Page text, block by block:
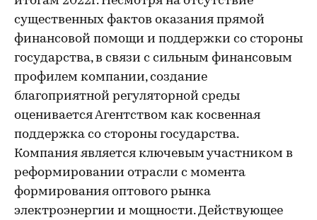
существенных фактов оказания прямой
финансовой помощи и поддержки со стороны
государства, в связи с сильным финансовым
профилем компании, создание
благоприятной регуляторной среды
оценивается Агентством как косвенная
поддержка со стороны государства.
Компания является ключевым участником в
реформировании отрасли с момента
формирования оптового рынка
электроэнергии и мощности. Действующее